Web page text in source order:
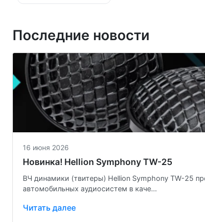
Последние новости
Avatar Doomsday 67 и
Avatar Doomsday 67 и 81 —
кто не ищет компромисс…